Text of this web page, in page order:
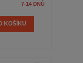
7-14 DNŮ
KOŠÍKU